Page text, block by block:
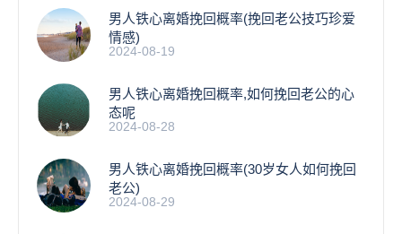
男人铁心离婚挽回概率(挽回老公技巧珍爱
情感)
2024-08-19
男人铁心离婚挽回概率,如何挽回老公的心
态呢
2024-08-28
男人铁心离婚挽回概率(30岁女人如何挽回
老公)
2024-08-29